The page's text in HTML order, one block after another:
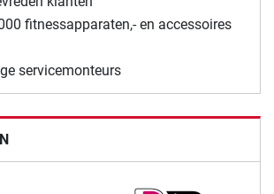
fitnessapparaten,- en accessoires
servicemonteurs